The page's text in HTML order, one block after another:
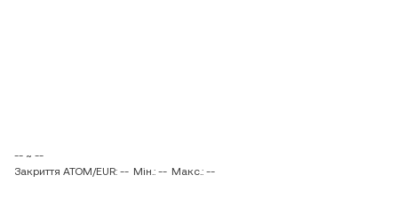
-- ~ --
Закриття ATOM/EUR: -- Мін.: -- Макс.: --